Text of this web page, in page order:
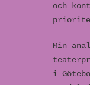
och
Min
i